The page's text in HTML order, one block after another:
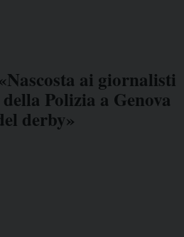
ai giornalisti
Polizia a Genova
derby»